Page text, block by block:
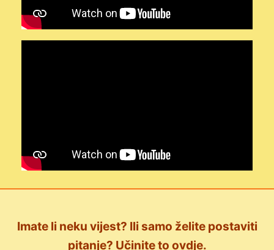
Imate li neku vijest? Ili samo želite postaviti
pitanje? Učinite to ovdje.